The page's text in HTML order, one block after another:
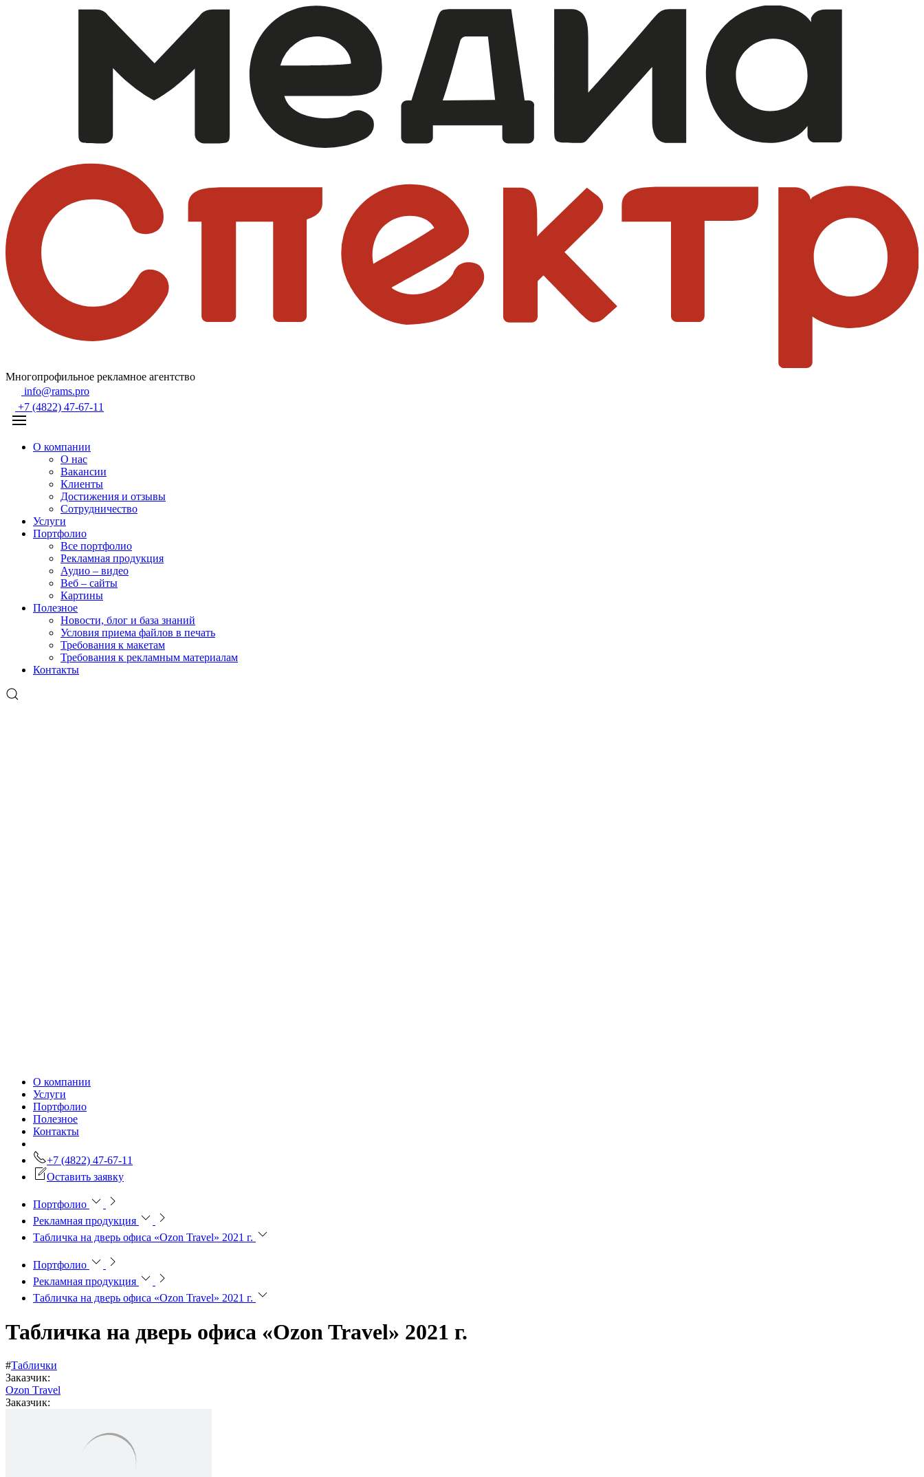
Многопрофильное рекламное агентство
info@rams.pro
+7 (4822) 47-67-11
О компании
О нас
Вакансии
Клиенты
Достижения и отзывы
Сотрудничество
Услуги
Портфолио
Все портфолио
Рекламная продукция
Аудио – видео
Веб – сайты
Картины
Полезное
Новости, блог и база знаний
Условия приема файлов в печать
Требования к макетам
Требования к рекламным материалам
Контакты
О компании
Услуги
Портфолио
Полезное
Контакты
+7 (4822) 47-67-11
Оставить заявку
Портфолио
Рекламная продукция
Табличка на дверь офиса «Ozon Travel» 2021 г.
Портфолио
Рекламная продукция
Табличка на дверь офиса «Ozon Travel» 2021 г.
Табличка на дверь офиса «Ozon Travel» 2021 г.
#Таблички
Заказчик:
Ozon Тravel
Заказчик: